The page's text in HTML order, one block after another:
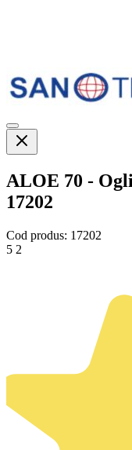
ALOE 70 -
17202
Cod produs: 17202
5 2